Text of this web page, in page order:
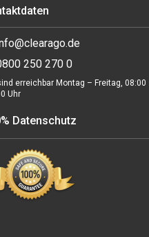
250 270 0
erreichbar Montag – Freitag, 08:00
Uhr
Datenschutz